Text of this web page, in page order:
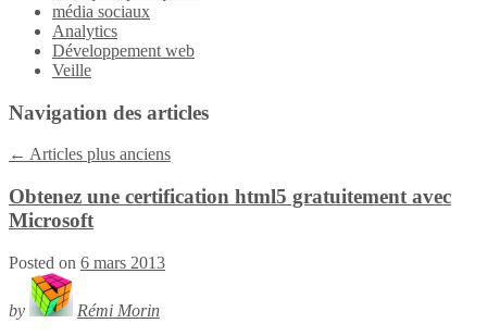
média sociaux
Analytics
Développement web
Veille
Navigation des articles
← Articles plus anciens
Obtenez une certification html5 gratuitement avec
Microsoft
Posted on 6 mars 2013
by
Rémi Morin